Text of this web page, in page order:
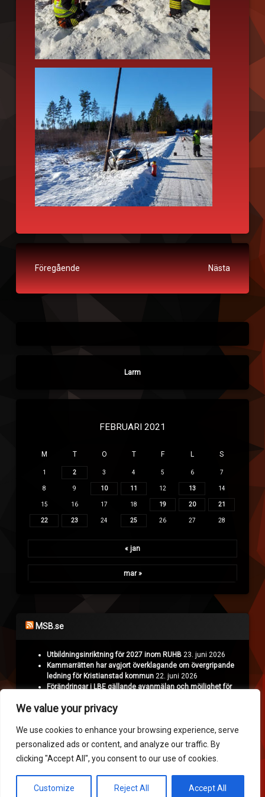
We value your privacy
We use cookies to enhance your browsing experience, serve
personalized ads or content, and analyze our traffic. By
clicking "Accept All", you consent to our use of cookies.
Customize Reject All Accept All
Fortsätt läsa
Föregående Nästa
Larm
FEBRUARI 2021
M T O T F L S
1 2 3 4 5 6 7
8 9 10 11 12 13 14
15 16 17 18 19 20 21
22 23 24 25 26 27 28
« jan
mar »
MSB.se
Utbildningsinriktning för 2027 inom RUHB 23. juni 2026
Kammarrätten har avgjort överklagande om övergripande
ledning för Kristianstad kommun 22. juni 2026
Förändringar i LBE gällande avanmälan och möjlighet för
Projekt Nyman: Räddningstjänsten hämtar erfarenheter i
Krisinformation.se